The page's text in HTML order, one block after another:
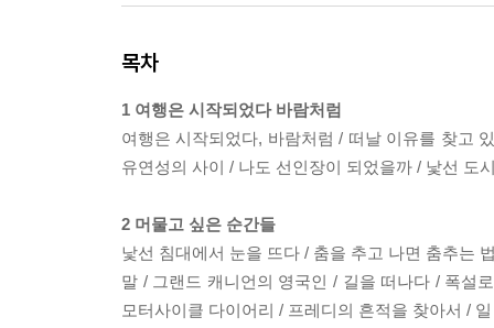
목차
1 여행은 시작되었다 바람처럼
여행은 시작되었다, 바람처럼 / 떠날 이유를 찾고
유연성의 사이 / 나도 선인장이 되었을까 / 낯선 도
2 머물고 싶은 순간들
낯선 침대에서 눈을 뜨다 / 춤을 추고 나면 춤추는
말 / 그랜드 캐니언의 영국인 / 길을 떠나다 / 폭설
모터사이클 다이어리 / 프레디의 흔적을 찾아서 /